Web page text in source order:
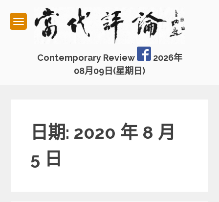
content
Contemporary Review
2026年
08月09日(星期日)
日期: 2020 年 8 月
5 日